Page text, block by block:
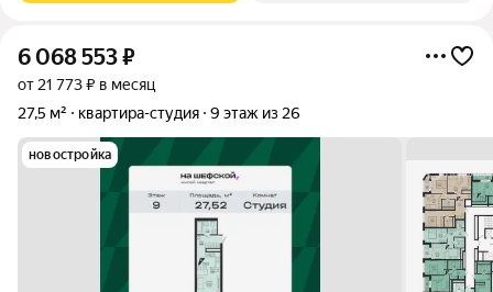
6 068 553₽
от 21 773 ₽ в месяц
27,5 м²
квартира-студия 9 этаж из 26
новостройка